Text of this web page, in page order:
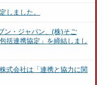
しました。
ン・ジャパン、(株)そご
括連携協定」を締結しまし
式会社は「連携と協力に関